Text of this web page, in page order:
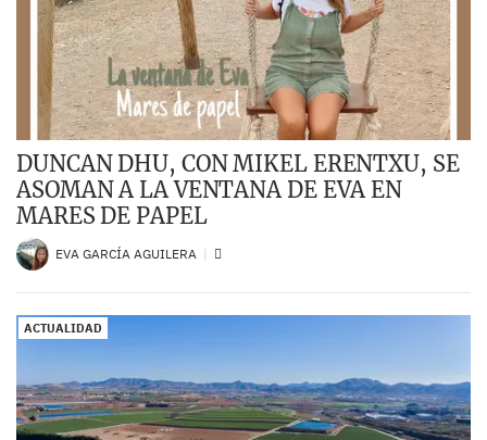
DUNCAN DHU, CON MIKEL ERENTXU, SE
ASOMAN A LA VENTANA DE EVA EN
MARES DE PAPEL
EVA GARCÍA AGUILERA
ACTUALIDAD